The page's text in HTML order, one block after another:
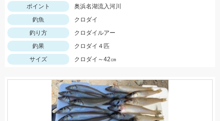
ポイント
奥浜名湖流入河川
釣魚
クロダイ
釣り方
クロダイルアー
釣果
クロダイ４匹
サイズ
クロダイ～42㎝